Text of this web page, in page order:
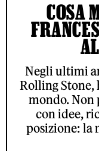
COSA
Negli ultimi
Rolling Stone,
mondo. Non
con idee,
posizione: la